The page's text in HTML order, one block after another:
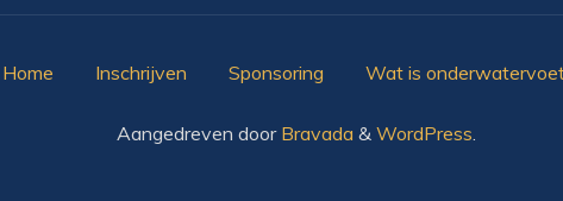
Home Inschrijven Sponsoring Wat is
Aangedreven doorBravada & WordPress.